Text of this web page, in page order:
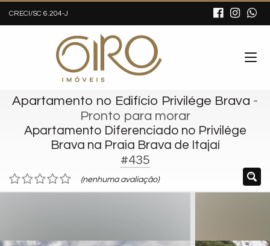
CRECI/SC 6.204-J
Apartamento no Edifício Privilége Brava -
Pronto para morar
Apartamento Diferenciado no Privilége
Brava na Praia Brava de Itajaí
#435
(nenhuma avaliação)